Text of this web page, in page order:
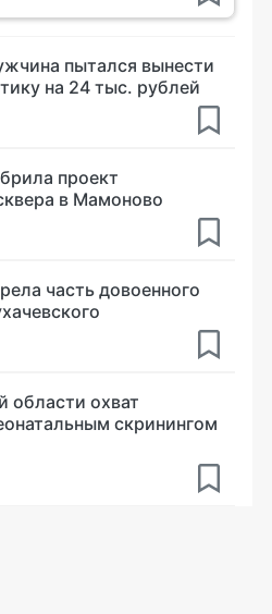
пытался вынести
на 24 тыс. рублей
проект
в Мамоново
часть довоенного
области охват
скринингом